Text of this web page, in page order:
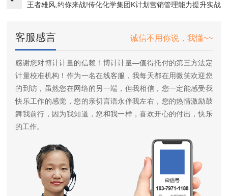
王者雄风,约你来战!传化化学集团K计划营销管理能力提升实战
客服感言 诚信不用你说，我懂~~
感谢您对博计计量的信赖！博计计量—值得托付的第三方法定
计量校准机构！作为一名在线客服，我每天都在用微笑欢迎您
的到访，虽然您在网络的另一端，但我相信，您一定能感受我
快乐工作的感觉，您的亲切言语永伴我左右，您的热情激励鼓
舞我前行，因为我知道，您和我一样，喜欢开心的付出，快乐
的工作。